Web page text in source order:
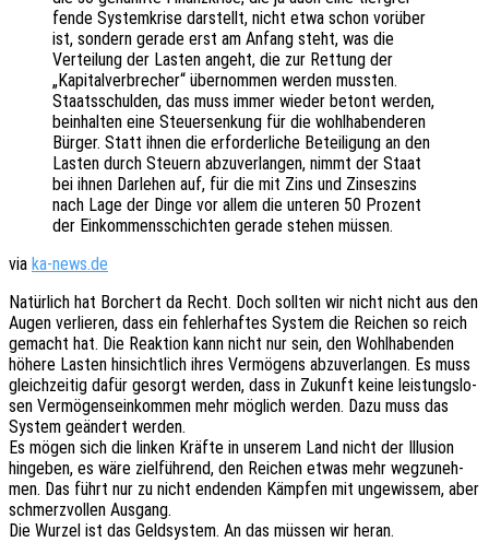
fen­de System­kri­se darstellt, nicht etwa schon vorüber
ist, sondern gerade erst am Anfang steht, was die
Vertei­lung der Lasten angeht, die zur Rettung der
„Kapi­tal­ver­bre­cher“ über­nom­men werden muss­ten.
Staats­schul­den, das muss immer wieder betont werden,
beinhal­ten eine Steu­er­sen­kung für die wohl­ha­ben­de­ren
Bürger. Statt ihnen die erfor­der­li­che Betei­li­gung an den
Lasten durch Steu­ern abzu­ver­lan­gen, nimmt der Staat
bei ihnen Darle­hen auf, für die mit Zins und Zinses­zins
nach Lage der Dinge vor allem die unte­ren 50 Prozent
der Einkom­mens­schich­ten gerade stehen müssen.
via ka-news.de
Natür­lich hat Borchert da Recht. Doch soll­ten wir nicht nicht aus den
Augen verlie­ren, dass ein fehler­haf­tes System die Reichen so reich
gemacht hat. Die Reak­ti­on kann nicht nur sein, den Wohl­ha­ben­den
höhere Lasten hinsicht­lich ihres Vermö­gens abzu­ver­lan­gen. Es muss
gleich­zei­tig dafür gesorgt werden, dass in Zukunft keine leis­tungs­lo­
sen Vermö­gens­ein­kom­men mehr möglich werden. Dazu muss das
System geän­dert werden.
Es mögen sich die linken Kräfte in unse­rem Land nicht der Illu­si­on
hinge­ben, es wäre ziel­füh­rend, den Reichen etwas mehr wegzu­neh­
men. Das führt nur zu nicht enden­den Kämp­fen mit unge­wis­sem, aber
schmerz­vol­len Ausgang.
Die Wurzel ist das Geld­sys­tem. An das müssen wir heran.